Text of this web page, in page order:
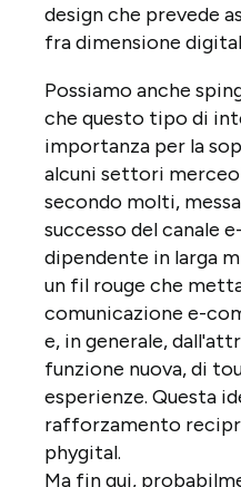
design che prevede
fra dimensione
Possiamo anche
che questo tipo di
importanza per la
alcuni settori
secondo molti,
successo del canale
dipendente in larga
un fil rouge che
comunicazione e-
e, in generale,
funzione nuova, di
esperienze. Questa
rafforzamento
phygital.
Ma fin qui,